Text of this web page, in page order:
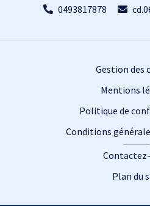
0493817878
Gestion des
Mentions
Politique de
Conditions
Plan du